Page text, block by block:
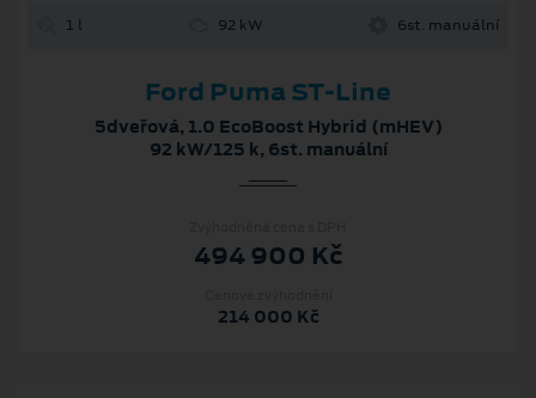
1 l 92 kW 6st. manuální
Ford Puma ST-Line
5dveřová, 1.0 EcoBoost Hybrid (mHEV)
92 kW/125 k, 6st. manuální
494 900 Kč
214 000 Kč